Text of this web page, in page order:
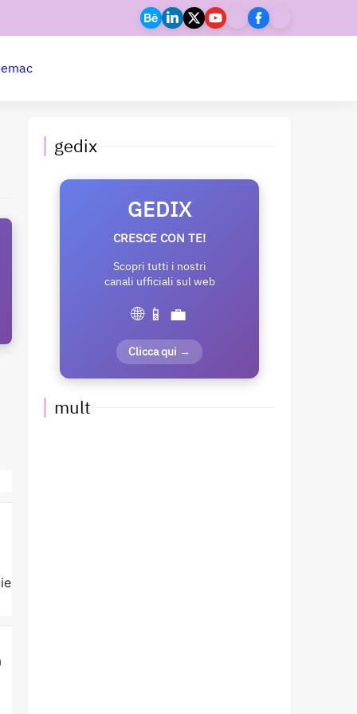
mac
gedix
GEDIX
CRESCE CON TE!
Scopri tutti i nostri
canali ufficiali sul web
🌐 📱 💼
Clicca qui →
mult